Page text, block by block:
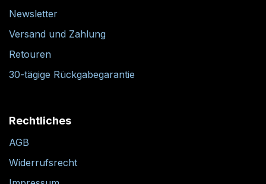
Newsletter
Versand und Zahlung
Retouren
30-tägige Rückgabegarantie
Rechtliches
AGB
Widerrufsrecht